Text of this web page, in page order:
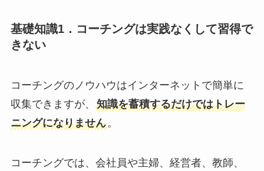
基礎知識1．コーチングは実践なくして習得で
きない
コーチングのノウハウはインターネットで簡単に
収集できますが、 知識を蓄積するだけではトレー
ニングになりません。
コーチングでは、会社員や主婦、経営者、教師、